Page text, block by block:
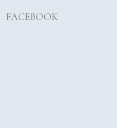
FACEBOOK